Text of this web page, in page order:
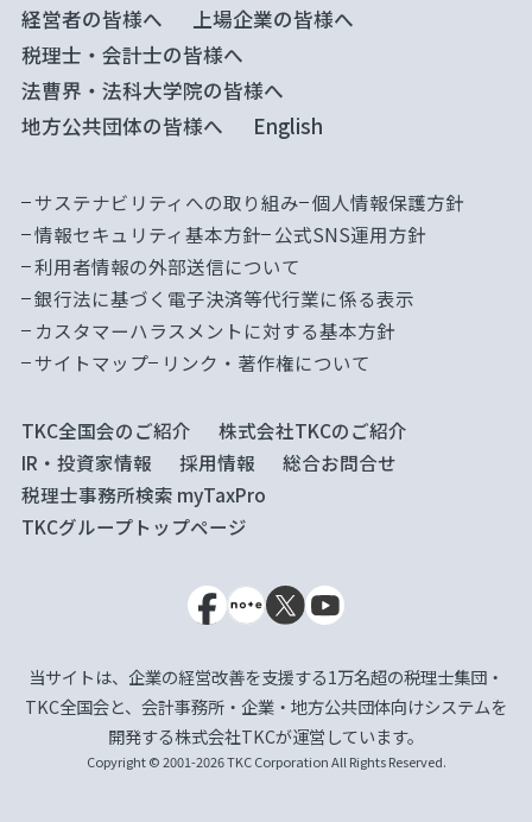
経営者の皆様へ
上場企業の皆様へ
税理士・会計士の皆様へ
法曹界・法科大学院の皆様へ
地方公共団体の皆様へ
English
サステナビリティへの取り組み 個人情報保護方針
情報セキュリティ基本方針 公式SNS運用方針
利用者情報の外部送信について
銀行法に基づく電子決済等代行業に係る表示
カスタマーハラスメントに対する基本方針
サイトマップ
リンク・著作権について
TKC全国会のご紹介
株式会社TKCのご紹介
IR・投資家情報
採用情報
総合お問合せ
税理士事務所検索 myTaxPro
TKCグループトップページ
当サイトは、企業の経営改善を支援する1万名超の税理士集団・
TKC全国会と、会計事務所・企業・地方公共団体向けシステムを
開発する株式会社TKCが運営しています。
Copyright © 2001-2026 TKC Corporation All Rights Reserved.